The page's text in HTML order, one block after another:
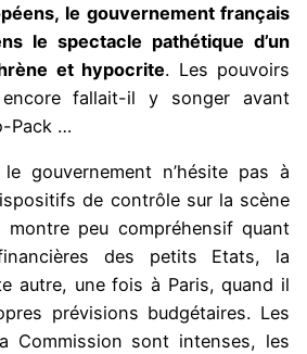
le gouvernement français
le spectacle pathétique d’un
et hypocrite. Les pouvoirs
fallait-il y songer avant
Pack …
gouvernement n’hésite pas à
de contrôle sur la scène
montre peu compréhensif quant
des petits Etats, la
autre, une fois à Paris, quand il
prévisions budgétaires. Les
Commission sont intenses, les